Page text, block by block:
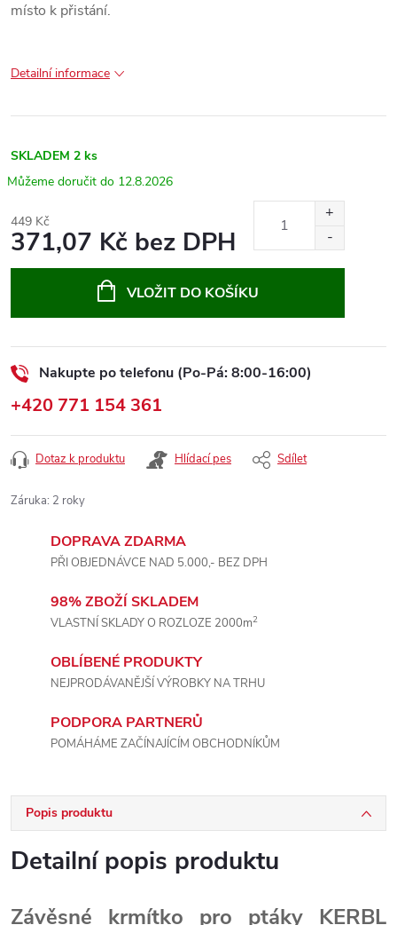
místo k přistání.
Detailní informace
SKLADEM 2 ks
12.8.2026
449 Kč
371,07 Kč bez DPH
VLOŽIT DO KOŠÍKU
Nakupte po telefonu (Po-Pá: 8:00-16:00)
+420 771 154 361
Dotaz k produktu Hlídací pes Sdílet
Záruka: 2 roky
DOPRAVA ZDARMA
PŘI OBJEDNÁVCE NAD 5.000,- BEZ DPH
98% ZBOŽÍ SKLADEM
VLASTNÍ SKLADY O ROZLOZE 2000m2
OBLÍBENÉ PRODUKTY
NEJPRODÁVANĚJŠÍ VÝROBKY NA TRHU
PODPORA PARTNERŮ
POMÁHÁME ZAČÍNAJÍCÍM OBCHODNÍKŮM
Popis produktu
Detailní popis produktu
Závěsné krmítko pro ptáky KERBL